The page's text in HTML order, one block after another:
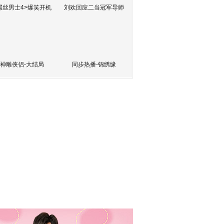
丝男士4>爆笑开机 刘欢回应二当冠军导师
神雕侠侣-大结局 同步热播-锦绣缘